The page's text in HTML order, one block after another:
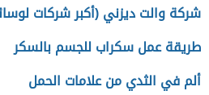
شركة والت ديزني (أكبر شركات
طريقة عمل سكراب للجسم بالسكر
ألم في الثدي من علامات الحمل